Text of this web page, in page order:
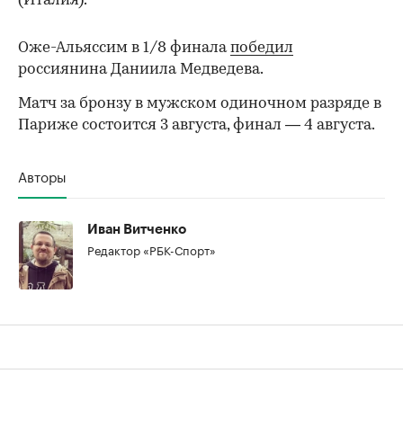
Оже-Альяссим в 1/8 финалапобедил
россиянина Даниила Медведева.
Матч за бронзу в мужском одиночном разряде в
Париже состоится 3 августа, финал — 4 августа.
Авторы
Иван Витченко
Редактор «РБК-Спорт»